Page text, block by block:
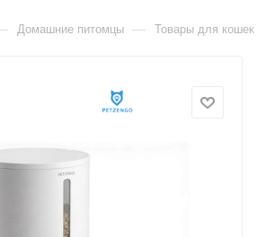
Домашние питомцы — Товары для кошек